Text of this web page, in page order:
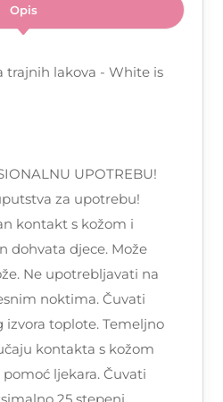
Opis
trajnih lakova - White is
UPOTREBU!
za upotrebu!
kontakt s kožom i
dohvata djece. Može
Ne upotrebljavati na
noktima. Čuvati
izvora toplote. Temeljno
kontakta s kožom
ljekara. Čuvati